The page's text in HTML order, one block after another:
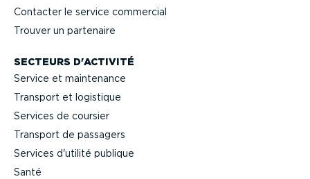
Contacter le service commercial
Trouver un partenaire
SECTEURS D'ACTIVITÉ
Service et maintenance
Transport et logistique
Services de coursier
Transport de passagers
Services d'utilité publique
Santé